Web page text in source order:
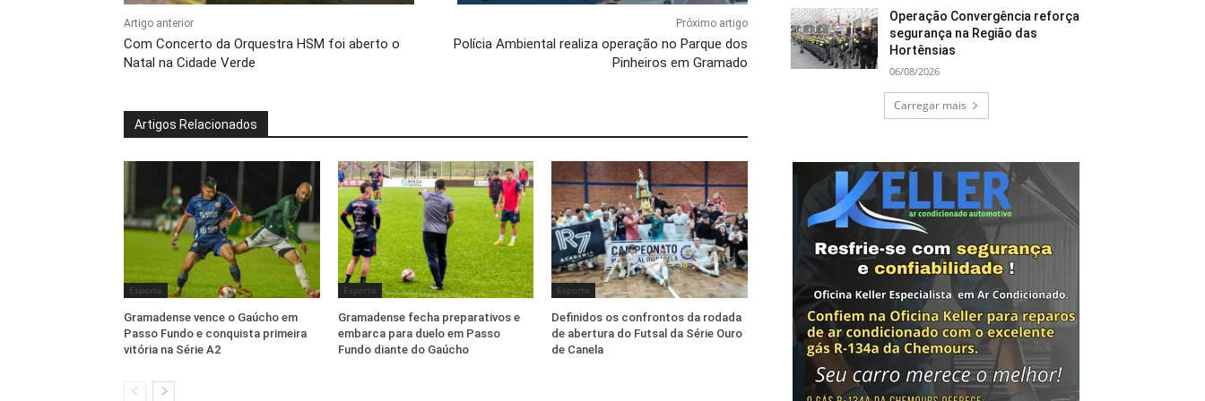
Artigo anterior
Com Concerto da Orquestra HSM foi aberto o
Natal na Cidade Verde
Próximo artigo
Polícia Ambiental realiza operação no Parque dos
Pinheiros em Gramado
Artigos Relacionados
Esporte
Gramadense vence o Gaúcho em
Passo Fundo e conquista primeira
vitória na Série A2
Esporte
Gramadense fecha preparativos e
embarca para duelo em Passo
Fundo diante do Gaúcho
Esporte
Definidos os confrontos da rodada
de abertura do Futsal da Série Ouro
de Canela
Operação Convergência reforça
segurança na Região das
Hortênsias
06/08/2026
Carregar mais